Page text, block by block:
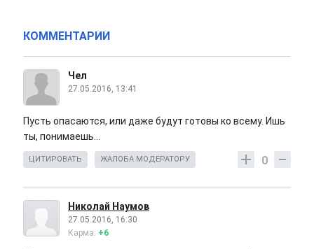
КОММЕНТАРИИ
Чел
27.05.2016, 13:41
Пусть опасаются, или даже будут готовы ко всему. Ишь
ты, понимаешь...
0
ЦИТИРОВАТЬ ЖАЛОБА МОДЕРАТОРУ
Николай Наумов
27.05.2016, 16:30
Карма: +6